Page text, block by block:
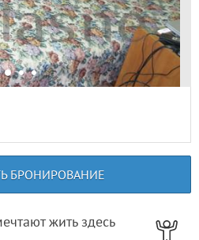
БРОНИРОВАНИЕ
жить здесь